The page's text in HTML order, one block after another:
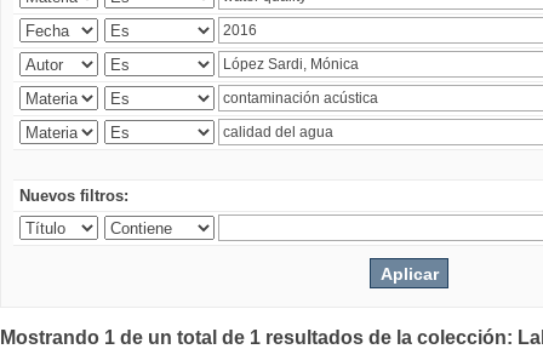
Nuevos filtros:
Mostrando 1 de un total de 1 resultados de la colección: